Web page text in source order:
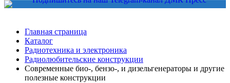
Главная страница
Каталог
Радиотехника и электроника
Радиолюбительские конструкции
Современные био-, бензо-, и дизельгенераторы и другие
полезные конструкции